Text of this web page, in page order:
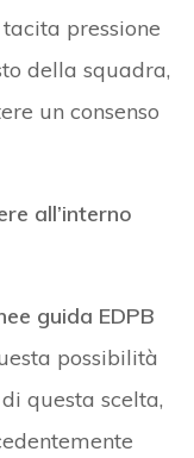
pressione
della squadra,
un consenso
all’interno
guida EDPB
possibilità
questa scelta,